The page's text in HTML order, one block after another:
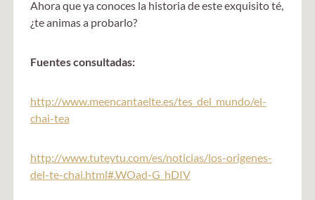
Ahora que ya conoces la historia de este exquisito té,
¿te animas a probarlo?
Fuentes consultadas:
http://www.meencantaelte.es/tes_del_mundo/el-
chai-tea
http://www.tuteytu.com/es/noticias/los-origenes-
del-te-chai.html#.WOad-G_hDIV